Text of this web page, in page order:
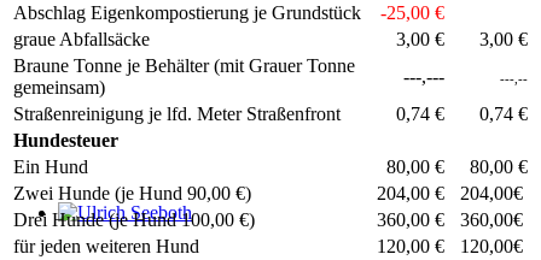
Ulrich Seeboth
Abschlag Eigenkompostierung je Grundstück
-25,00 €
graue Abfallsäcke
3,00 €
3,00 €
Braune Tonne je Behälter (mit Grauer Tonne
gemeinsam)
---,--- ---,--
Straßenreinigung je lfd. Meter Straßenfront 0,74 €
0,74 €
Hundesteuer
Ein Hund
80,00 €
80,00 €
Zwei Hunde (je Hund 90,00 €)
204,00 €
204,00€
Drei Hunde (je Hund 100,00 €)
360,00 €
360,00€
für jeden weiteren Hund
120,00 € 120,00€